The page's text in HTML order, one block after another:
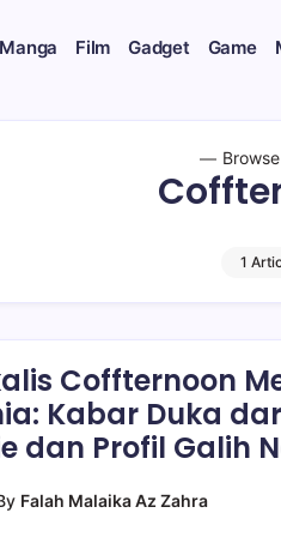
Film Gadget Game
1
Coffternoon
Kabar Duka
dan Profil Galih
Falah Malaika Az Zahra